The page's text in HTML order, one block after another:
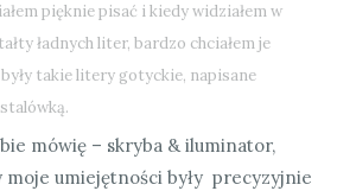
pięknie pisać i kiedy widziałem w
ładnych liter, bardzo chciałem je
takie litery gotyckie, napisane
mówię – skryba & iluminator,
moje umiejętności były precyzyjnie